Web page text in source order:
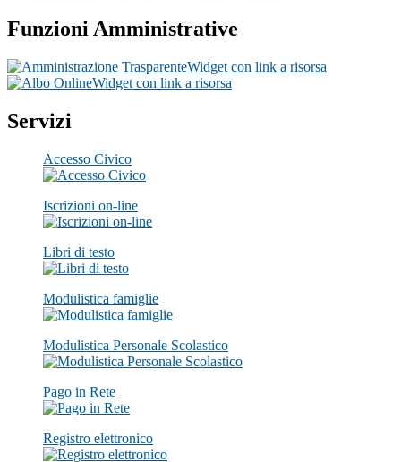
Funzioni Amministrative
Widget con link a risorsa
Widget con link a risorsa
Servizi
Accesso Civico
Iscrizioni on-line
Libri di testo
Modulistica famiglie
Modulistica Personale Scolastico
Pago in Rete
Registro elettronico